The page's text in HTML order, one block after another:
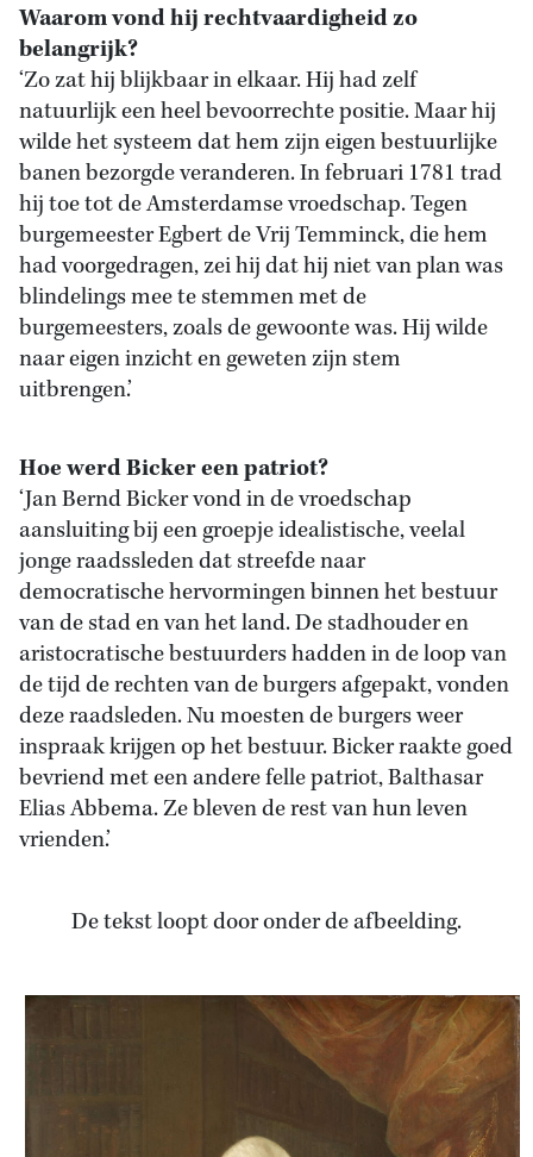
Waarom vond hij rechtvaardigheid zo
belangrijk?
‘Zo zat hij blijkbaar in elkaar. Hij had zelf
natuurlijk een heel bevoorrechte positie. Maar hij
wilde het systeem dat hem zijn eigen bestuurlijke
banen bezorgde veranderen. In februari 1781 trad
hij toe tot de Amsterdamse vroedschap. Tegen
burgemeester Egbert de Vrij Temminck, die hem
had voorgedragen, zei hij dat hij niet van plan was
blindelings mee te stemmen met de
burgemeesters, zoals de gewoonte was. Hij wilde
naar eigen inzicht en geweten zijn stem
uitbrengen.’
Hoe werd Bicker een patriot?
‘Jan Bernd Bicker vond in de vroedschap
aansluiting bij een groepje idealistische, veelal
jonge raadssleden dat streefde naar
democratische hervormingen binnen het bestuur
van de stad en van het land. De stadhouder en
aristocratische bestuurders hadden in de loop van
de tijd de rechten van de burgers afgepakt, vonden
deze raadsleden. Nu moesten de burgers weer
inspraak krijgen op het bestuur. Bicker raakte goed
bevriend met een andere felle patriot, Balthasar
Elias Abbema. Ze bleven de rest van hun leven
vrienden.’
De tekst loopt door onder de afbeelding.